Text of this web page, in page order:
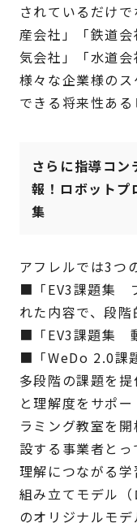
されているだけ
産会社」「鉄道
気会社」「水道
様々な企業様の
できる将来性ある
さらに指導コ
報！ロボットプ
集
アフレルでは3つ
■「EV3課題集
れた内容で、段
■「EV3課題集
■「WeDo 2.0課
多段階の課題を
と理解度をサポ
ラミング教室を
設する事業者と
理解につながる
組み立てモデル
のオリジナルモ